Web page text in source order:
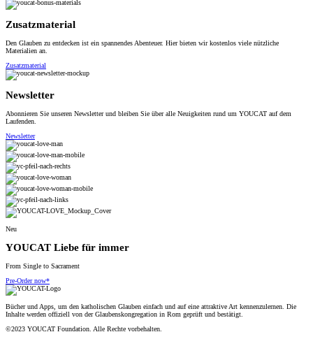
Zusatzmaterial
Den Glauben zu entdecken ist ein spannendes Abenteuer. Hier bieten wir kostenlos viele nützliche
Materialien an.
Zusatzmaterial
Newsletter
Abonnieren Sie unseren Newsletter und bleiben Sie über alle Neuigkeiten rund um YOUCAT auf dem
Laufenden.
Newsletter
Neu
YOUCAT Liebe für immer
From Single to Sacrament
Pre-Order now*
Bücher und Apps, um den katholischen Glauben einfach und auf eine attraktive Art kennenzulernen. Die
Inhalte werden offiziell von der Glaubenskongregation in Rom geprüft und bestätigt.
©2023 YOUCAT Foundation. Alle Rechte vorbehalten.